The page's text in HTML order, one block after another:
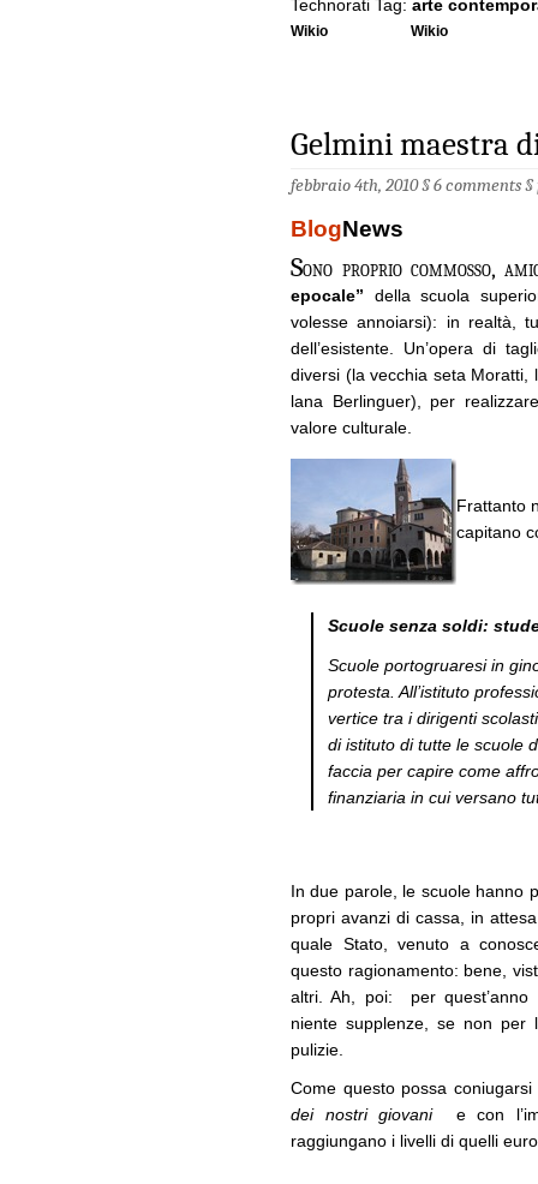
Technorati Tag: arte
Wikio Wikio
Gelmini maestra
febbraio 4th, 2010 §6 comments§
BlogNews
Sono proprio commosso,
epocale” della scuola
volesse annoiarsi): in realtà,
dell’esistente. Un’opera di
diversi (la vecchia seta Moratti,
lana Berlinguer), per
valore culturale.
Frattanto
capitano
Scuole senza soldi:
Scuole portogruaresi in
protesta. All’istituto
vertice tra i dirigenti
di istituto di tutte le scuole
faccia per capire come
finanziaria in cui versano
In due parole, le scuole hanno
propri avanzi di cassa, in
quale Stato, venuto a
questo ragionamento: bene,
altri. Ah, poi: per
niente supplenze, se non per
pulizie.
Come questo possa
dei nostri giovanie con
raggiungano i livelli di quelli